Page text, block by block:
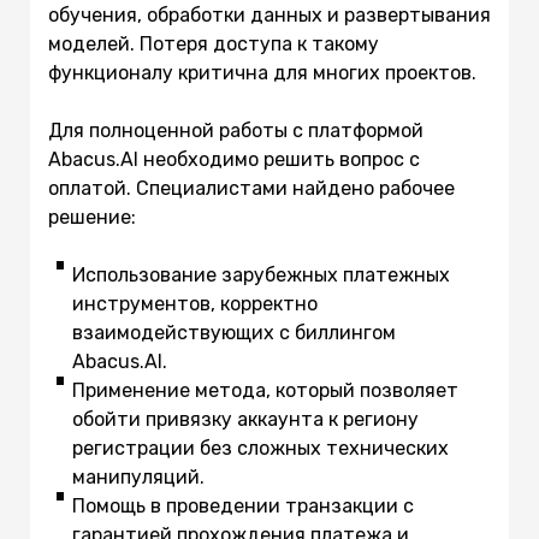
обучения, обработки данных и развертывания
моделей. Потеря доступа к такому
функционалу критична для многих проектов.
Для полноценной работы с платформой
Abacus.AI необходимо решить вопрос с
оплатой. Специалистами найдено рабочее
решение:
Использование зарубежных платежных
инструментов, корректно
взаимодействующих с биллингом
Abacus.AI.
Применение метода, который позволяет
обойти привязку аккаунта к региону
регистрации без сложных технических
манипуляций.
Помощь в проведении транзакции с